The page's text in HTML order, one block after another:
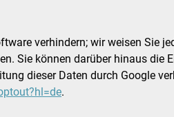
verhindern; wir weisen Sie
Sie können darüber hinaus die
dieser Daten durch Google
.